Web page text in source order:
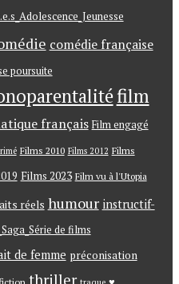
comédie française
poursuite
film
français Film engagé
Films 2010 Films 2012 Films
Films 2023 Film vu à l'Utopia
réels humour instructif-
de films
de femme préconisation
thriller